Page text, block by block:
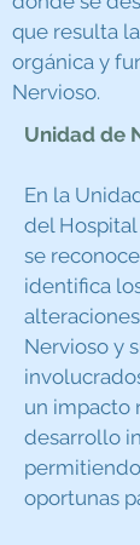
que resulta
orgánica y
Nervioso.
Unidad de
En la
del
se
identifica
Nervioso y
un impacto
desarrollo
oportunas